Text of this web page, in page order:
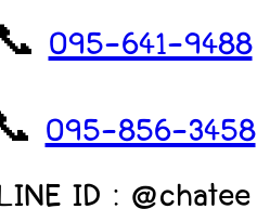
📞 095-641-9488
095-856-3458
ID : @chatee